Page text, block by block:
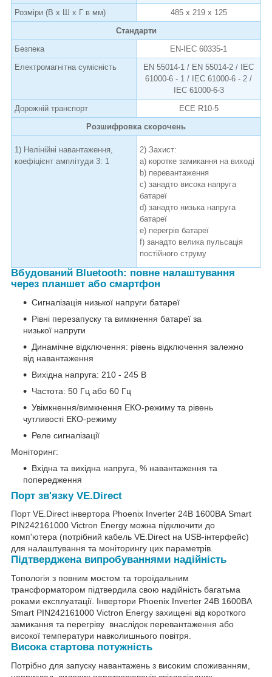
Розміри (В х Ш х Г в мм)
485 х 219 х 125
Стандарти
Безпека
EN-IEC 60335-1
Електромагнітна сумісність
EN 55014-1 / EN 55014-2 / IEC
61000-6 - 1 / IEC 61000-6 - 2 /
IEC 61000-6-3
Дорожній транспорт
ECE R10-5
Розшифровка скорочень
1) Нелінійні навантаження,
коефіцієнт амплітуди 3: 1
2) Захист:
a) коротке замикання на виході
b) перевантаження
c) занадто висока напруга
батареї
d) занадто низька напруга
батареї
e) перегрів батареї
f) занадто велика пульсація
постійного струму
Вбудований Bluetooth: повне налаштування
через планшет або смартфон
Сигналізація низької напруги батареї
Рівні перезапуску та вимкнення батареї за
низької напруги
Динамічне відключення: рівень відключення залежно
від навантаження
Вихідна напруга: 210 - 245 В
Частота: 50 Гц або 60 Гц
Увімкнення/вимкнення ЕКО-режиму та рівень
чутливості ЕКО-режиму
Реле сигналізації
Моніторинг:
Вхідна та вихідна напруга, % навантаження та
попередження
Порт зв'язку VE.Direct
Порт VE.Direct інвертора Phoenix Inverter 24В 1600ВА Smart
PIN242161000 Victron Energy можна підключити до
комп'ютера (потрібний кабель VE.Direct на USB-інтерфейс)
для налаштування та моніторингу цих параметрів.
Підтверджена випробуваннями надійність
Топологія з повним мостом та тороїдальним
трансформатором підтвердила свою надійність багатьма
роками експлуатації. Інвертори Phoenix Inverter 24В 1600ВА
Smart PIN242161000 Victron Energy захищені від короткого
замикання та перегріву внаслідок перевантаження або
високої температури навколишнього повітря.
Висока стартова потужність
Потрібно для запуску навантажень з високим споживанням,